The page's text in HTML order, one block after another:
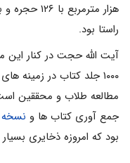
هزار
راستا بود.
آیت الله حجت در کنار این
۱۰۰۰ جلد کتاب در
مطالعه طلاب و محققین
جمع آورى کتاب ها و
بود که امروزه ذخایرى